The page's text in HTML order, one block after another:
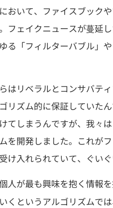
おいて、ファイスブック
フェイクニュースが蔓延
る「フィルターバブル」
はリベラルとコンサバテ
リズム的に保証していた
てしまうんですが、我々
を開発しました。これが
け入れられていて、ぐい
人が最も興味を抱く情報
くというアルゴリズムで